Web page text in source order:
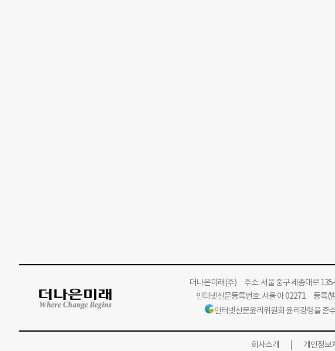
더나은미래(주)주소: 서울 중구 세종대로
인터넷신문등록번호: 서울 아 02271 등록(
인터넷신문윤리위원회 윤리강령을 준
회사소개 개인정보